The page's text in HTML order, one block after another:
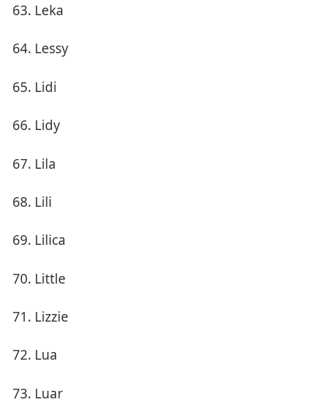
Leka
Lessy
Lidi
Lidy
Lila
Lili
Lilica
Little
Lizzie
Lua
Luar